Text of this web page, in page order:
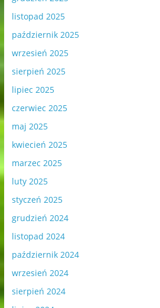
listopad 2025
październik 2025
wrzesień 2025
sierpień 2025
lipiec 2025
czerwiec 2025
maj 2025
kwiecień 2025
marzec 2025
luty 2025
styczeń 2025
grudzień 2024
listopad 2024
październik 2024
wrzesień 2024
sierpień 2024